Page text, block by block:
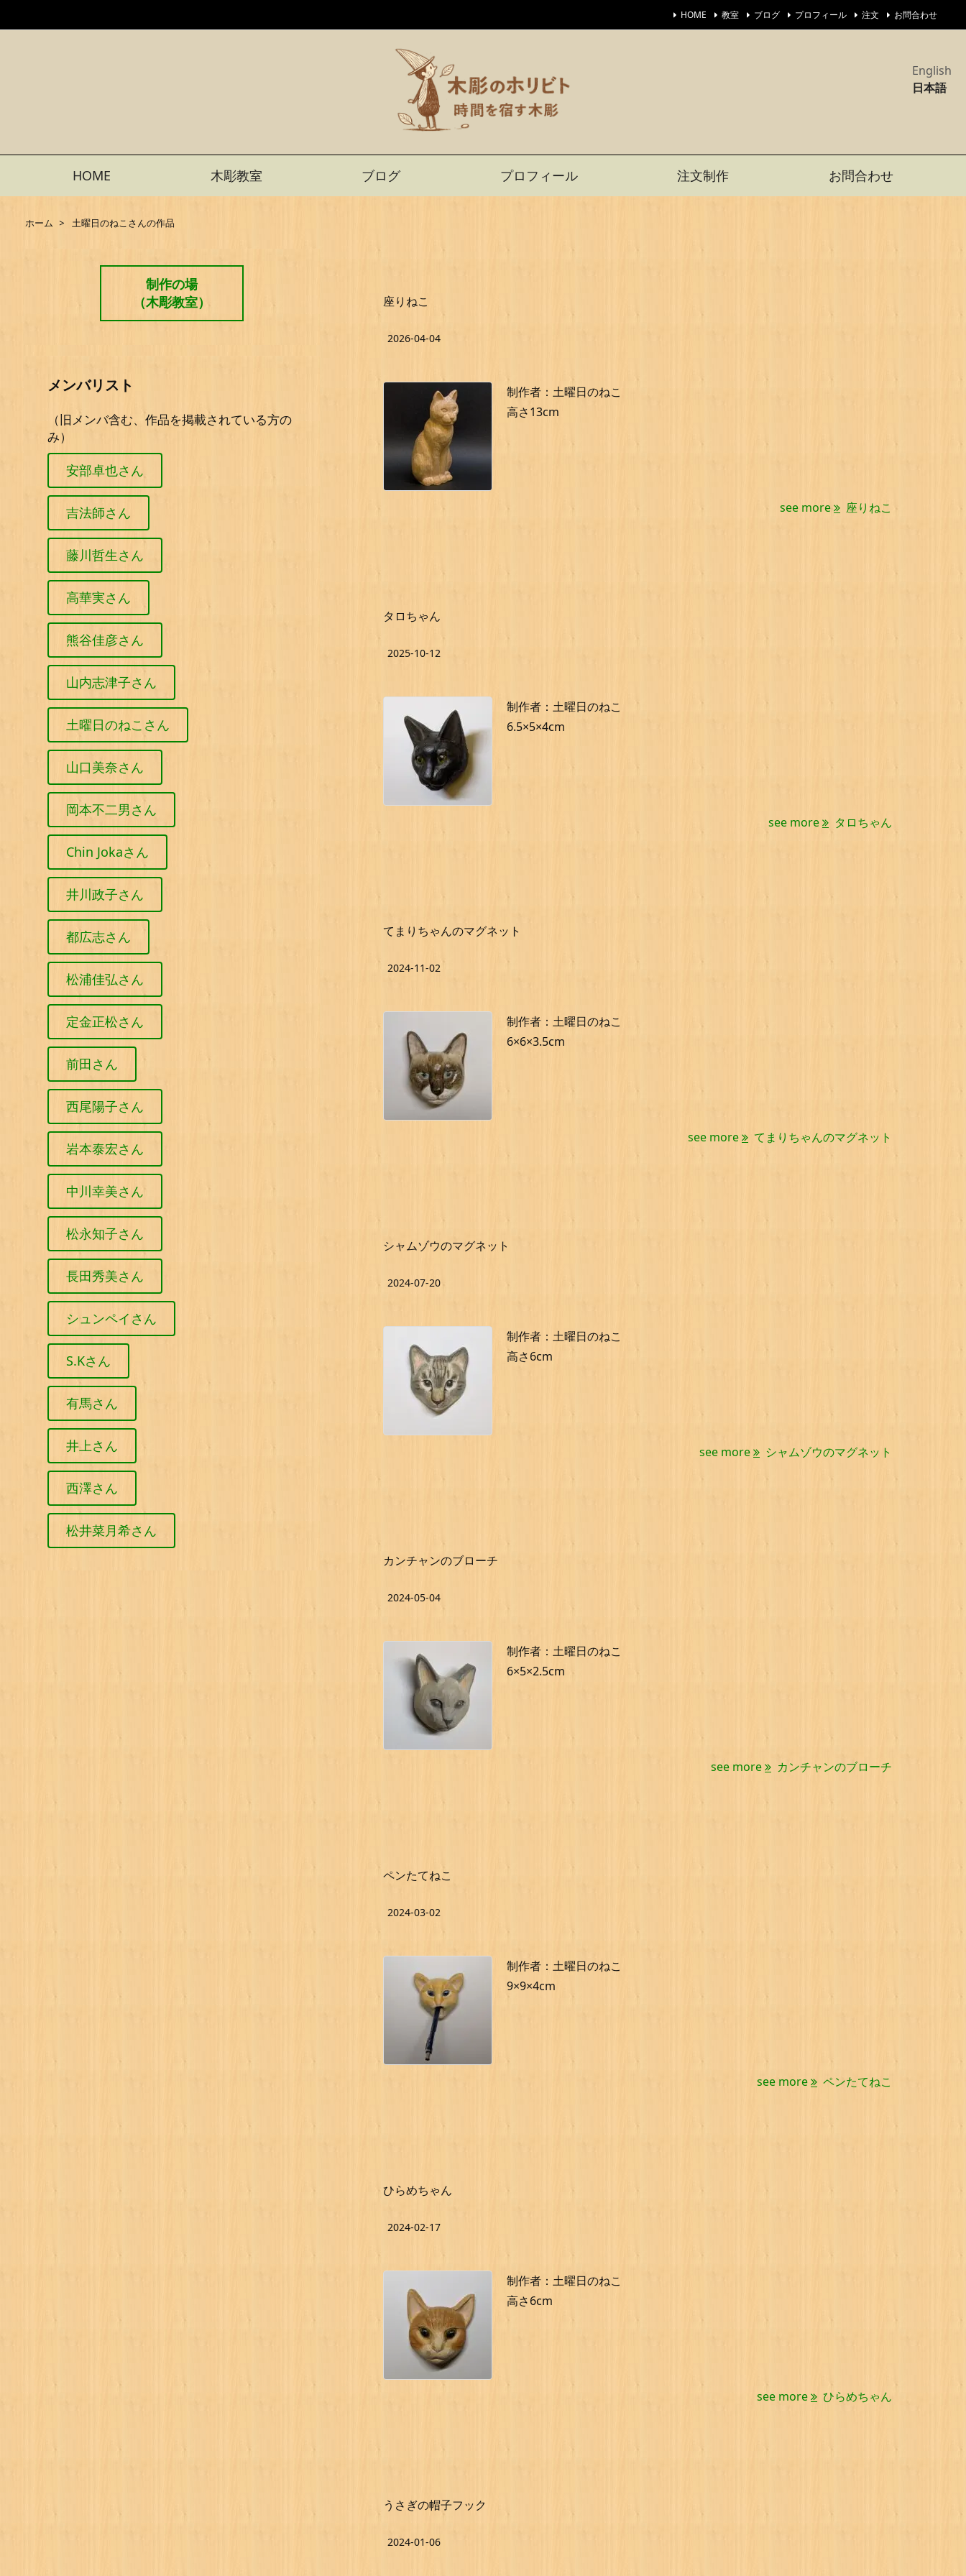
HOME 木彫教室 ブログ プロフィール 注文制作 お問合わせ
HOME 教室 ブログ プロフィール 注文 お問合わせ
ホーム > 土曜日のねこさんの作品
English
日本語
座りねこ
2026-04-04
制作者：土曜日のねこ
高さ13cm
see more 座りねこ
タロちゃん
2025-10-12
制作者：土曜日のねこ
6.5×5×4cm
see more タロちゃん
てまりちゃんのマグネット
2024-11-02
制作者：土曜日のねこ
6×6×3.5cm
see more てまりちゃんのマグネット
シャムゾウのマグネット
2024-07-20
制作者：土曜日のねこ
高さ6cm
see more シャムゾウのマグネット
カンチャンのブローチ
2024-05-04
制作者：土曜日のねこ
6×5×2.5cm
see more カンチャンのブローチ
ペンたてねこ
2024-03-02
制作者：土曜日のねこ
9×9×4cm
see more ペンたてねこ
ひらめちゃん
2024-02-17
制作者：土曜日のねこ
高さ6cm
see more ひらめちゃん
うさぎの帽子フック
2024-01-06
制作の場
（木彫教室）
メンバリスト
（旧メンバ含む、作品を掲載されている方の
み）
安部卓也さん
吉法師さん
藤川哲生さん
高華実さん
熊谷佳彦さん
山内志津子さん
土曜日のねこさん
山口美奈さん
岡本不二男さん
Chin Jokaさん
井川政子さん
都広志さん
松浦佳弘さん
定金正松さん
前田さん
西尾陽子さん
岩本泰宏さん
中川幸美さん
松永知子さん
長田秀美さん
シュンペイさん
S.Kさん
有馬さん
井上さん
西澤さん
松井菜月希さん